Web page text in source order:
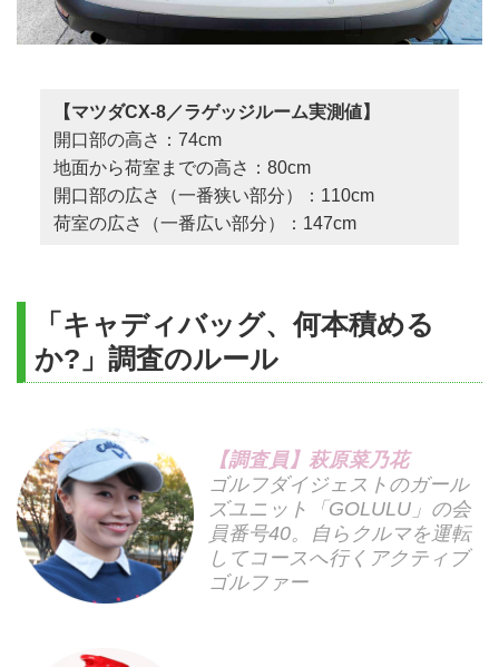
【マツダCX-8／ラゲッジルーム実測値】
開口部の高さ：74cm
地面から荷室までの高さ：80cm
開口部の広さ（一番狭い部分）：110cm
荷室の広さ（一番広い部分）：147cm
「キャディバッグ、何本積める
か?」調査のルール
【調査員】萩原菜乃花
ゴルフダイジェストのガール
ズユニット「GOLULU」の会
員番号40。自らクルマを運転
してコースへ行くアクティブ
ゴルファー